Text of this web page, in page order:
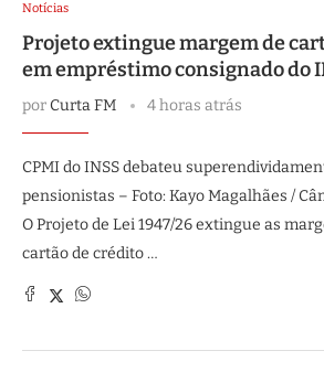
Notícias
Projeto extingue margem de
em empréstimo consignado do
porCurta FM 4 horas atrás
CPMI do INSS debateu
pensionistas – Foto: Kayo Magalhães /
O Projeto de Lei 1947/26 extingue as
cartão de crédito …